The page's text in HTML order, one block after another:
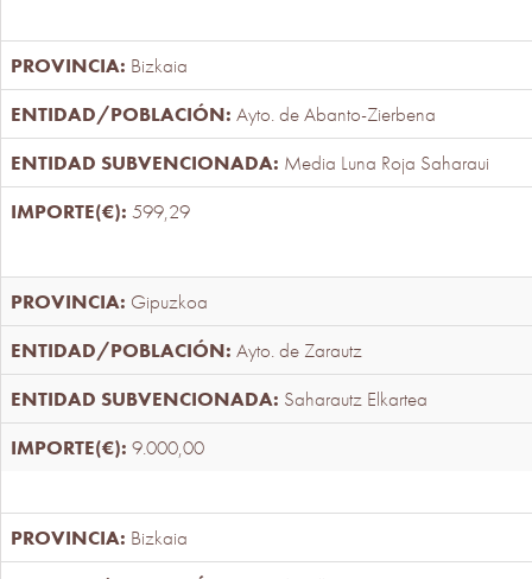
Bizkaia
Ayto. de Abanto-Zierbena
Media Luna Roja Saharaui
599,29
Gipuzkoa
Ayto. de Zarautz
Saharautz Elkartea
9.000,00
Bizkaia